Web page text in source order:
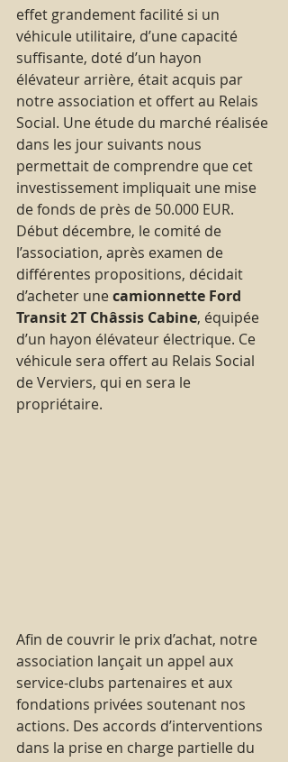
effet grandement facilité si un
véhicule utilitaire, d’une capacité
suffisante, doté d’un hayon
élévateur arrière, était acquis par
notre association et offert au Relais
Social. Une étude du marché réalisée
dans les jour suivants nous
permettait de comprendre que cet
investissement impliquait une mise
de fonds de près de 50.000 EUR.
Début décembre, le comité de
l’association, après examen de
différentes propositions, décidait
d’acheter une camionnette Ford
Transit 2T Châssis Cabine, équipée
d’un hayon élévateur électrique. Ce
véhicule sera offert au Relais Social
de Verviers, qui en sera le
propriétaire.
Afin de couvrir le prix d’achat, notre
association lançait un appel aux
service-clubs partenaires et aux
fondations privées soutenant nos
actions. Des accords d’interventions
dans la prise en charge partielle du